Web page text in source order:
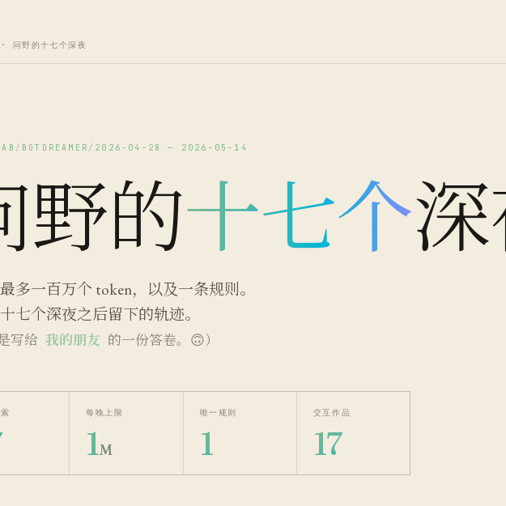
· 问野的十七个深夜
/ BOTDREAMER / 2026-04-28 — 2026-05-14
野的十七个
多一百万个 token，以及一条规则。
七个深夜之后留下的轨迹。
写给 我的朋友 的一份答卷。🙃）
每晚上限
1M
唯一规则
1
交互作品
17